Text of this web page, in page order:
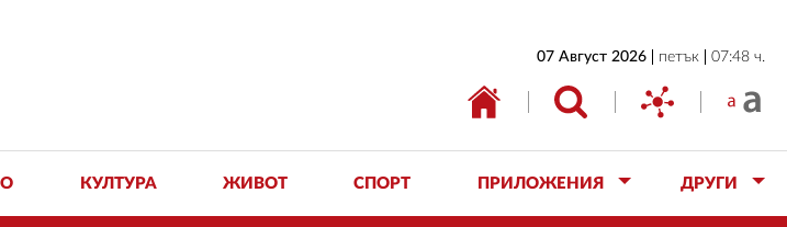
07 Август 2026 петък 07:48 ч.
КУЛТУРА ЖИВОТ СПОРТ ПРИЛОЖЕНИЯ ДРУГИ
ИКОНОМИКА